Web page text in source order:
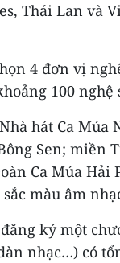
Thái Lan và
4 đơn vị
100 nghệ
hát Ca Múa
Sen; miền
Ca Múa Hải
màu âm
ký một
nhạc…) có